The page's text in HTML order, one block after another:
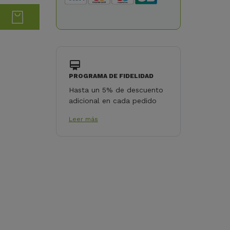
PROGRAMA DE FIDELIDAD
Hasta un 5% de descuento
adicional en cada pedido
Leer más